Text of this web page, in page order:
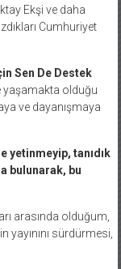
Ekşi ve daha
Cumhuriyet
Sen De Destek
yaşamakta olduğu
ve dayanışmaya
yetinmeyip, tanıdık
bulunarak, bu
arasında olduğum,
yayınını sürdürmesi,